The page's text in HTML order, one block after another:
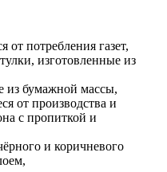
потребления газет,
изготовленные из
бумажной массы,
от производства и
с пропиткой и
и коричневого